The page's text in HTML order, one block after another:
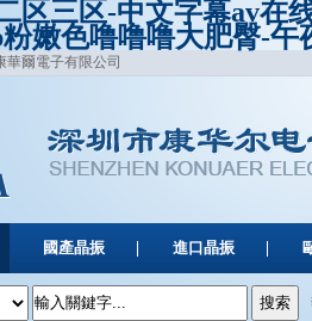
区三区-中文字幕av在
嫩色噜噜噜大肥臀-
華爾電子有限公司
國產晶振 進口晶振